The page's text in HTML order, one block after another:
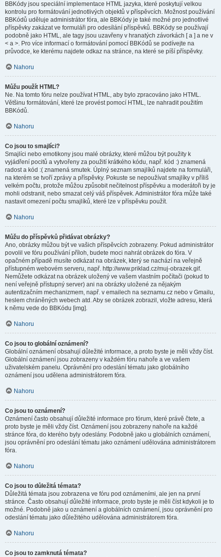
BBKódy jsou speciální implementace HTML jazyka, které poskytují velkou
kontrolu pro formátování jednotlivých objektů v příspěvcích. Možnost používání
BBKódů uděluje administrátor fóra, ale BBKódy je také možné pro jednotlivé
příspěvky zakázat ve formuláři pro odesílání příspěvků. BBKódy se používají
podobně jako HTML, ale tagy jsou uzavřeny v hranatých závorkách [ a ] a ne v
< a >. Pro více informací o formátování pomocí BBKódů se podívejte na
průvodce, ke kterému najdete odkaz na stránce, na které se píší příspěvky.
Nahoru
Můžu použít HTML?
Ne. Na tomto fóru nelze používat HTML, aby bylo zpracováno jako HTML.
Většinu formátování, které lze provést pomocí HTML, lze nahradit použitím
BBKódů.
Nahoru
Co jsou to smajlíci?
Smajlíci nebo emotikony jsou malé obrázky, které můžou být použity k
vyjádření pocitů a vytvořeny za použití krátkého kódu, např. kód :) znamená
radost a kód :( znamená smutek. Úplný seznam smajlíků najdete na formuláři,
na kterém se tvoří zprávy a příspěvky. Pokuste se nepoužívat smajlíky v příliš
velkém počtu, protože můžou způsobit nečitelnost příspěvku a moderátoři by je
mohli odstranit, nebo smazat celý váš příspěvek. Administrátor fóra může také
nastavit omezení počtu smajlíků, které lze v příspěvku použít.
Nahoru
Můžu do příspěvků přidávat obrázky?
Ano, obrázky můžou být ve vašich příspěvcích zobrazeny. Pokud administrátor
povolil ve fóru používání příloh, budete moci nahrát obrázek do fóra. V
opačném případě musíte odkázat na obrázek, který se nachází na veřejně
přístupném webovém serveru, např. http://www.priklad.cz/muj-obrazek.gif.
Nemůžete odkázat na obrázek uložený ve vašem vlastním počítači (pokud to
není veřejně přístupný server) ani na obrázky uložené za nějakým
autentizačním mechanizmem, např. v emailech na seznamu.cz nebo v Gmailu,
heslem chráněných webech atd. Aby se obrázek zobrazil, vložte adresu, která
k němu vede do BBKódu [img].
Nahoru
Co jsou to globální oznámení?
Globální oznámení obsahují důležité informace, a proto byste je měli vždy číst.
Globální oznámení jsou zobrazeny v každém fóru nahoře a ve vašem
uživatelském panelu. Oprávnění pro odeslání tématu jako globálního
oznámení jsou udělena administrátorem fóra.
Nahoru
Co jsou to oznámení?
Oznámení často obsahují důležité informace pro fórum, které právě čtete, a
proto byste je měli vždy číst. Oznámení jsou zobrazeny nahoře na každé
stránce fóra, do kterého byly odeslány. Podobně jako u globálních oznámení,
jsou oprávnění pro odeslání tématu jako oznámení udělována administrátorem
fóra.
Nahoru
Co jsou to důležitá témata?
Důležitá témata jsou zobrazena ve fóru pod oznámeními, ale jen na první
stránce. Často obsahují důležité informace, proto byste je měli číst kdykoli je to
možné. Podobně jako u oznámení a globálních oznámení, jsou oprávnění pro
odeslání tématu jako důležitého udělována administrátorem fóra.
Nahoru
Co jsou to zamknutá témata?